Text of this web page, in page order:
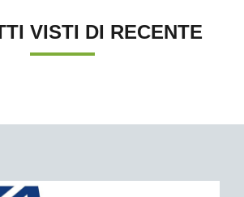
VISTI DI RECENTE